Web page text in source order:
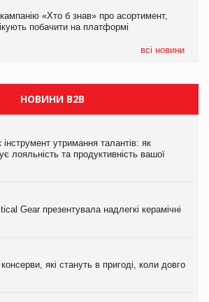
«Хто б знав» про асортимент,
побачити на платформі
всі новини
VARUS купує мережу магазинів
НОВИНИ B2B
інструмент утримання талантів: як
лояльність та продуктивність вашої
Gear презентувала надлегкі керамічні
які стануть в пригоді, коли довго